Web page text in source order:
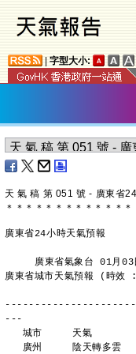
字型大小:
天 氣 稿 第 051 號 - 廣東省
＊ ＊ ＊ ＊ ＊ ＊ ＊ ＊ ＊ ＊ ＊ ＊ ＊
廣東省24小時天氣預報
廣東省氣象台 01月
廣東省城市天氣預報 (時效
---
城市     天氣
廣州     陰天轉多